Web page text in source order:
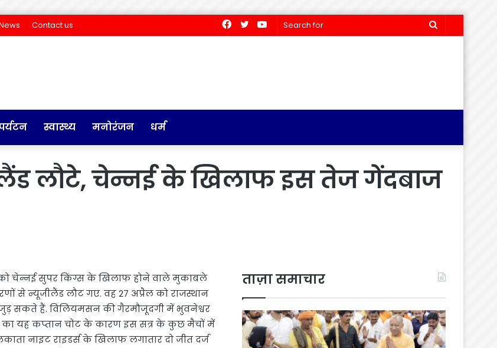
Contact us
Search
YouTube
Twitter
Facebook
स्वास्थ्य मनोरंजन धर्म
लौटे, चेन्नई के खिलाफ इस तेज गेंदबाज
चेन्नई सुपर किंग्स के खिलाफ होने वाले मुकाबले
से न्यूजीलैंड लौट गए. वह 27 अप्रैल को राजस्थान
सकते हैं. विलियमसन की गैरमौजूदगी में भुवनेश्वर
यह कप्तान चोट के कारण इस सत्र के कुछ मैचों में
नाइट राइडर्स के खिलाफ लगातार दो जीत दर्ज
ताज़ा समाचार